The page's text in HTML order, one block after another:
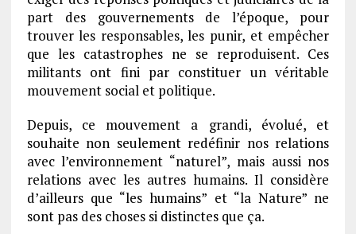
part des gouvernements de l’époque, pour
trouver les responsables, les punir, et empêcher
que les catastrophes ne se reproduisent. Ces
militants ont fini par constituer un véritable
mouvement social et politique.
Depuis, ce mouvement a grandi, évolué, et
souhaite non seulement redéfinir nos relations
avec l’environnement “naturel”, mais aussi nos
relations avec les autres humains. Il considère
d’ailleurs que “les humains” et “la Nature” ne
sont pas des choses si distinctes que ça.